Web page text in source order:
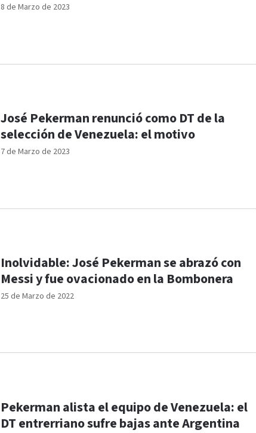
8 de Marzo de 2023
7 de Marzo de 2023
José Pekerman renunció como DT de la
selección de Venezuela: el motivo
25 de Marzo de 2022
Inolvidable: José Pekerman se abrazó con
Messi y fue ovacionado en la Bombonera
Pekerman alista el equipo de Venezuela: el
DT entrerriano sufre bajas ante Argentina